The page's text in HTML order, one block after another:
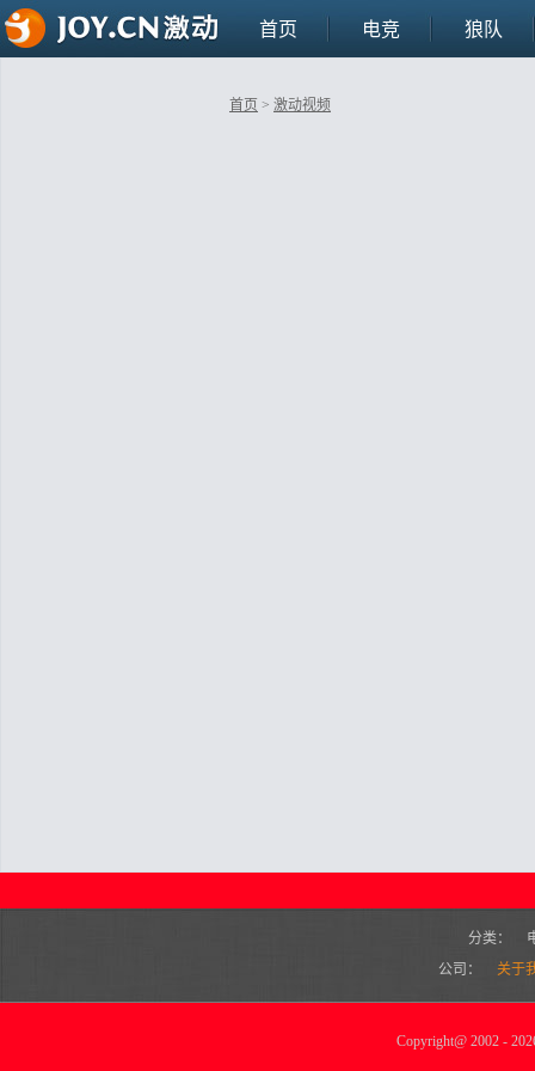
首页 电竞 狼队
首页 > 激动视频
分类：
公司：
关于
Copyright@2002 -